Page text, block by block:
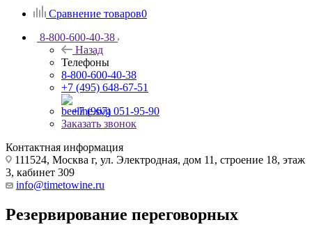
Сравнение товаров0
8-800-600-40-38
Назад
Телефоны
8-800-600-40-38
+7 (495) 648-67-51
+7 (967) 051-95-90
Заказать звонок
Контактная информация
111524, Москва г, ул. Электродная, дом 11, строение 18, этаж
3, кабинет 309
info@timetowine.ru
Резервирование переговорных